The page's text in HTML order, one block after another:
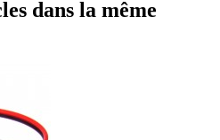
dans la même